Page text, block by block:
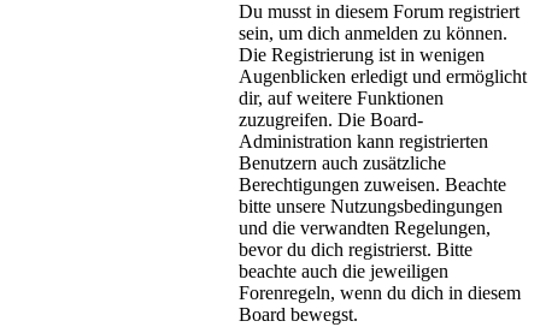
Du musst in diesem Forum registriert
sein, um dich anmelden zu können.
Die Registrierung ist in wenigen
Augenblicken erledigt und ermöglicht
dir, auf weitere Funktionen
zuzugreifen. Die Board-
Administration kann registrierten
Benutzern auch zusätzliche
Berechtigungen zuweisen. Beachte
bitte unsere Nutzungsbedingungen
und die verwandten Regelungen,
bevor du dich registrierst. Bitte
beachte auch die jeweiligen
Forenregeln, wenn du dich in diesem
Board bewegst.